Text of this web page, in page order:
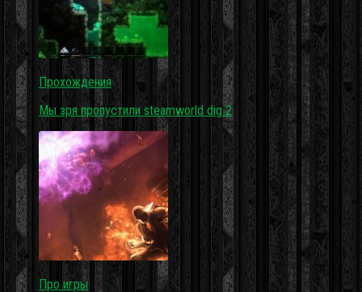
Прохождения
Мы зря пропустили steamworld dig 2
Про игры